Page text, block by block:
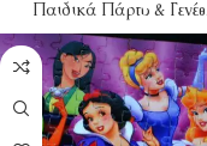
Παιδικά Πάρτυ &